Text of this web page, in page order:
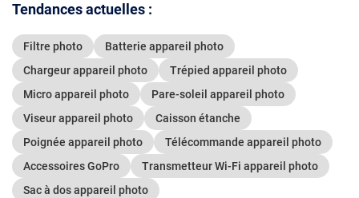
Tendances actuelles :
Filtre photo
Batterie appareil photo
Chargeur appareil photo
Trépied appareil photo
Micro appareil photo
Pare-soleil appareil photo
Viseur appareil photo
Caisson étanche
Poignée appareil photo
Télécommande appareil photo
Accessoires GoPro
Transmetteur Wi-Fi appareil photo
Sac à dos appareil photo